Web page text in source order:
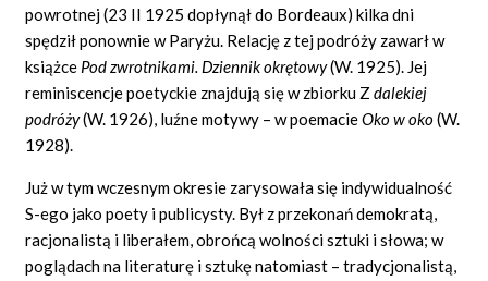
powrotnej (23 II 1925 dopłynął do Bordeaux) kilka dni
spędził ponownie w Paryżu. Relację z tej podróży zawarł w
książce Pod zwrotnikami. Dziennik okrętowy(W. 1925). Jej
reminiscencje poetyckie znajdują się w zbiorku Zdalekiej
podróży(W. 1926), luźne motywy – w poemacieOko w oko(W.
1928).
Już w tym wczesnym okresie zarysowała się indywidualność
S-ego jako poety i publicysty. Był z przekonań demokratą,
racjonalistą i liberałem, obrońcą wolności sztuki i słowa; w
poglądach na literaturę i sztukę natomiast – tradycjonalistą,